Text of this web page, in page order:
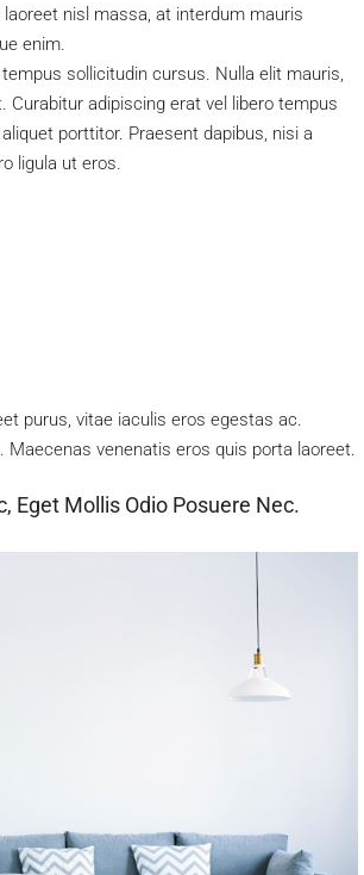
nisl massa, at interdum mauris
enim.
sollicitudin cursus. Nulla elit mauris,
Curabitur adipiscing erat vel libero tempus
porttitor. Praesent dapibus, nisi a
ligula ut eros.
purus, vitae iaculis eros egestas ac.
venenatis eros quis porta laoreet.
Eget Mollis Odio Posuere Nec.